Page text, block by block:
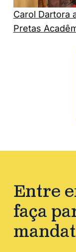
Carol Dartora
Pretas
Entre
faça